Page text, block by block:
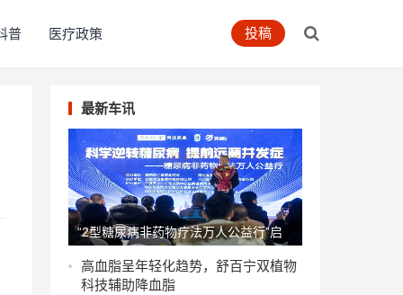
普 医疗政策 投稿
最新车讯
“2型糖尿病非药物疗法万人公益行”启
动
高血脂呈年轻化趋势，舒百宁双植物
科技辅助降血脂